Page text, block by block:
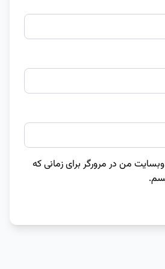
من در مرورگر برای زمانی که